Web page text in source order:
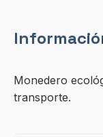
Monedero
transporte.